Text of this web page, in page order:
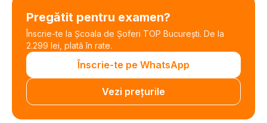
Pregătit pentru examen?
Înscrie-te la Școala de Șoferi TOP București. De la
2.299 lei, plată în rate.
Înscrie-te pe WhatsApp
Vezi prețurile